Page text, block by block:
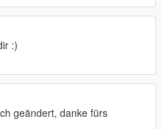
www.gta5-
deutsche-uniformen-polizei-
https://www.gta5-
eup-4k-bundespolizei-zoll
:)
geändert, danke fürs